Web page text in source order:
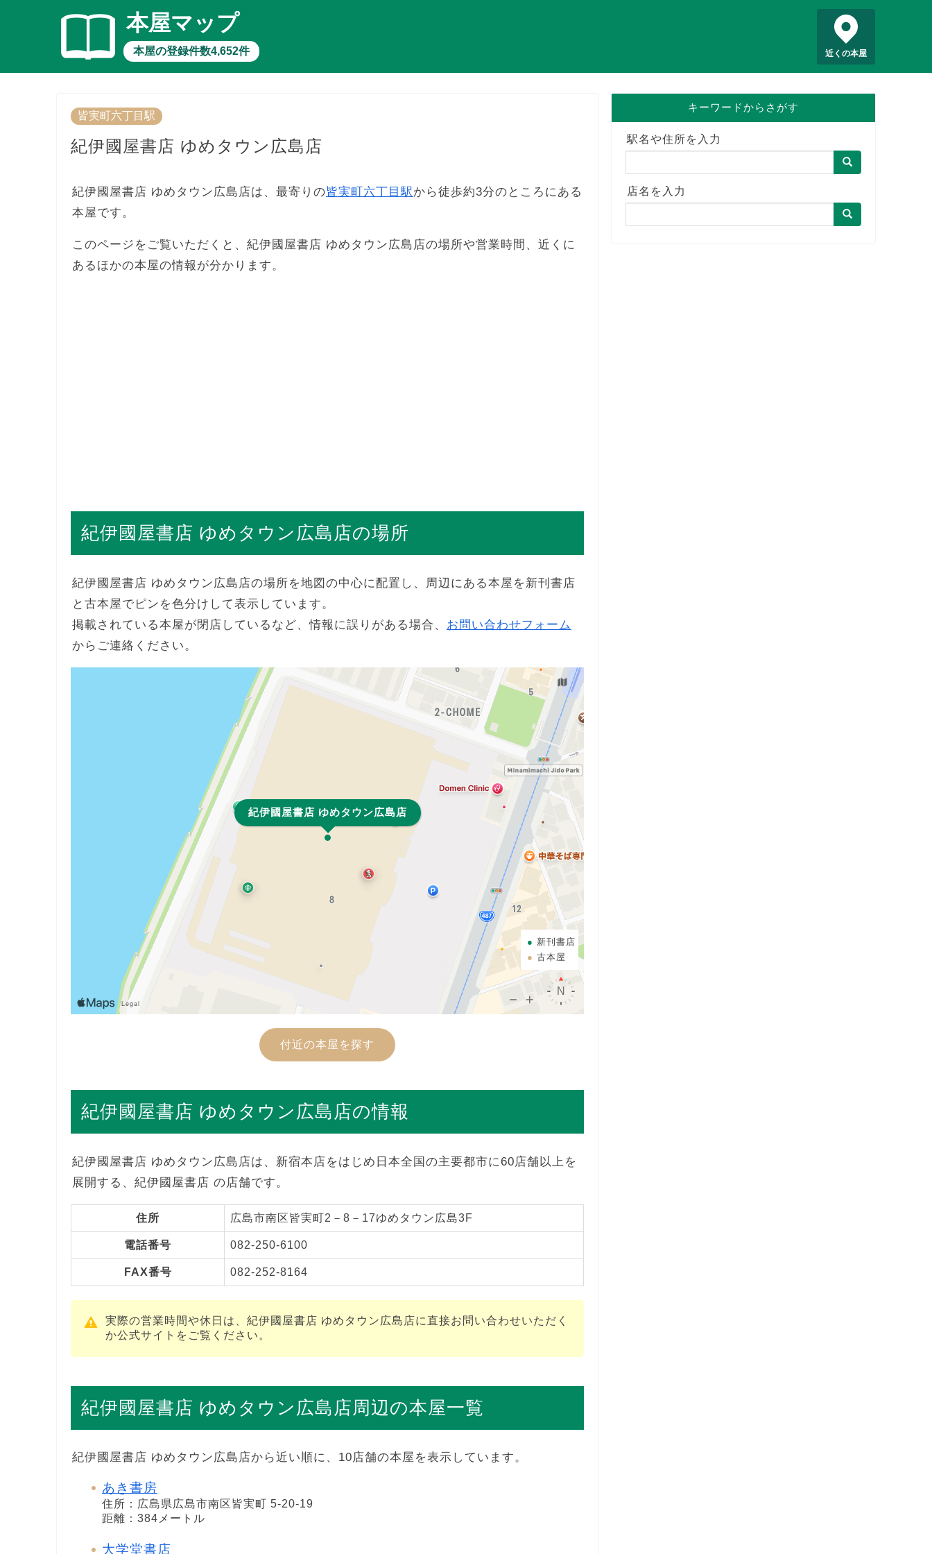
本屋マップ
本屋の登録件数4,652件 近くの本屋
皆実町六丁目駅
紀伊國屋書店 ゆめタウン広島店
紀伊國屋書店 ゆめタウン広島店は、最寄りの皆実町六丁目駅から徒歩約3分のところにある
本屋です。
このページをご覧いただくと、紀伊國屋書店 ゆめタウン広島店の場所や営業時間、近くに
あるほかの本屋の情報が分かります。
紀伊國屋書店 ゆめタウン広島店の場所
紀伊國屋書店 ゆめタウン広島店の場所を地図の中心に配置し、周辺にある本屋を新刊書店
と古本屋でピンを色分けして表示しています。
掲載されている本屋が閉店しているなど、情報に誤りがある場合、 お問い合わせフォーム
からご連絡ください。
紀伊國屋書店 ゆめタウン広島店
新刊書店
古本屋
付近の本屋を探す
紀伊國屋書店 ゆめタウン広島店の情報
紀伊國屋書店 ゆめタウン広島店は、新宿本店をはじめ日本全国の主要都市に60店舗以上を
展開する、紀伊國屋書店 の店舗です。
住所 広島市南区皆実町2－8－17ゆめタウン広島3F
電話番号 082-250-6100
FAX番号 082-252-8164
実際の営業時間や休日は、紀伊國屋書店 ゆめタウン広島店に直接お問い合わせいただく
か公式サイトをご覧ください。
紀伊國屋書店 ゆめタウン広島店周辺の本屋一覧
紀伊國屋書店 ゆめタウン広島店から近い順に、10店舗の本屋を表示しています。
あき書房
住所：広島県広島市南区皆実町 5-20-19
距離：384メートル
大学堂書店
キーワードからさがす
駅名や住所を入力
店名を入力